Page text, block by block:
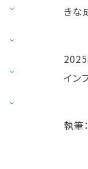
きな
2025
イン
執筆